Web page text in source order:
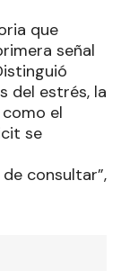
que
señal
del estrés, la
el
se
consultar”,